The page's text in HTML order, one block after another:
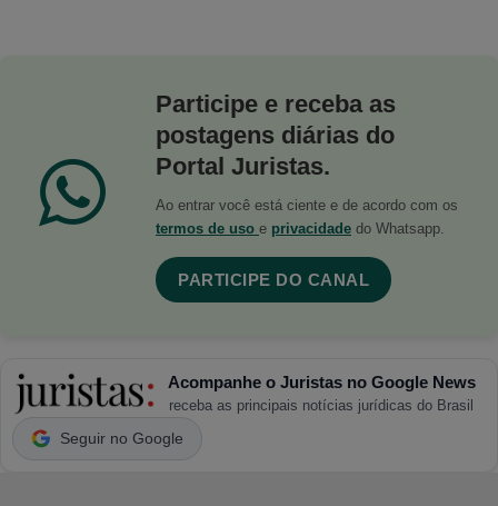
Participe e receba as
postagens diárias do
Portal Juristas.
Ao entrar você está ciente e de acordo com os
termos de uso e privacidade do Whatsapp.
PARTICIPE DO CANAL
Acompanhe o Juristas no Google News
receba as principais notícias jurídicas do Brasil
Seguir no Google